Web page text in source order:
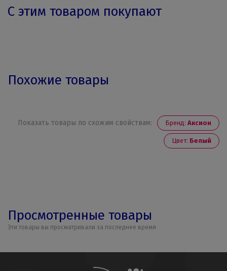
С этим товаром покупают
Похожие товары
Показать товары по схожим свойствам: Бренд: Аксион
Цвет: Белый
Просмотренные товары
Эти товары вы просматривали за последнее время